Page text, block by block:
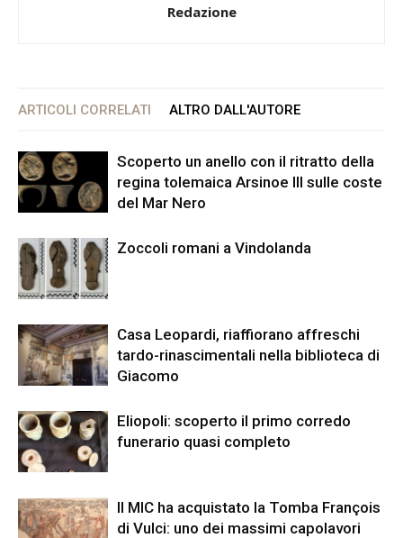
Redazione
ARTICOLI CORRELATI ALTRO DALL'AUTORE
Scoperto un anello con il ritratto della
regina tolemaica Arsinoe III sulle coste
del Mar Nero
Zoccoli romani a Vindolanda
Casa Leopardi, riaffiorano affreschi
tardo-rinascimentali nella biblioteca di
Giacomo
Eliopoli: scoperto il primo corredo
funerario quasi completo
Il MIC ha acquistato la Tomba François
di Vulci: uno dei massimi capolavori